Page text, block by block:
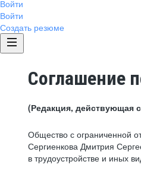
Войти
Войти
Создать резюме
Соглашение
(Редакция, действующая
Общество с ограниченной
Сергиенкова Дмитрия
в трудоустройстве и иных